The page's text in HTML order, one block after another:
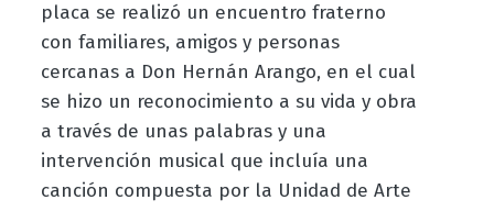
placa se realizó un encuentro fraterno
con familiares, amigos y personas
cercanas a Don Hernán Arango, en el cual
se hizo un reconocimiento a su vida y obra
a través de unas palabras y una
intervención musical que incluía una
canción compuesta por la Unidad de Arte